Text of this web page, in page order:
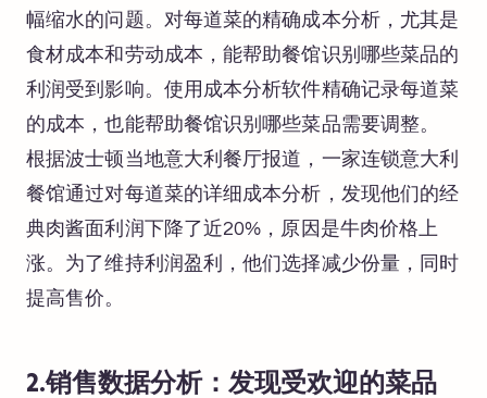
幅缩水的问题。对每道菜的精确成本分析，尤其是
食材成本和劳动成本，能帮助餐馆识别哪些菜品的
利润受到影响。使用成本分析软件精确记录每道菜
的成本，也能帮助餐馆识别哪些菜品需要调整。
根据波士顿当地意大利餐厅报道，一家连锁意大利
餐馆通过对每道菜的详细成本分析，发现他们的经
典肉酱面利润下降了近20%，原因是牛肉价格上
涨。为了维持利润盈利，他们选择减少份量，同时
提高售价。
2.销售数据分析：发现受欢迎的菜品